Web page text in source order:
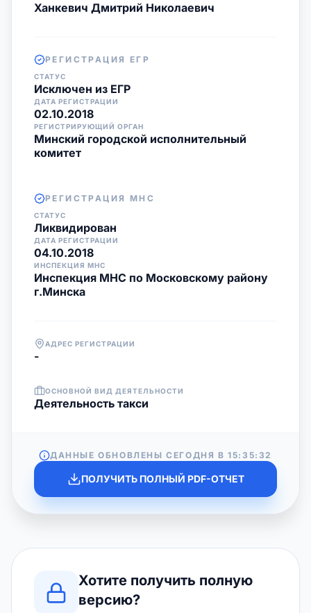
Ханкевич Дмитрий Николаевич
РЕГИСТРАЦИЯ ЕГР
СТАТУС
Исключен из ЕГР
ДАТА РЕГИСТРАЦИИ
02.10.2018
РЕГИСТРИРУЮЩИЙ ОРГАН
Минский городской исполнительный
комитет
РЕГИСТРАЦИЯ МНС
СТАТУС
Ликвидирован
ДАТА РЕГИСТРАЦИИ
04.10.2018
ИНСПЕКЦИЯ МНС
Инспекция МНС по Московскому району
г.Минска
АДРЕС РЕГИСТРАЦИИ
-
ОСНОВНОЙ ВИД ДЕЯТЕЛЬНОСТИ
Деятельность такси
ДАННЫЕ ОБНОВЛЕНЫ СЕГОДНЯ В15:35:32
ПОЛУЧИТЬ ПОЛНЫЙ PDF-ОТЧЕТ
Хотите получить полную
версию?